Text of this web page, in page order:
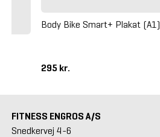
Body Bike Smart+ Plakat (A1)
295 kr.
FITNESS ENGROS A/S
Snedkervej 4-6